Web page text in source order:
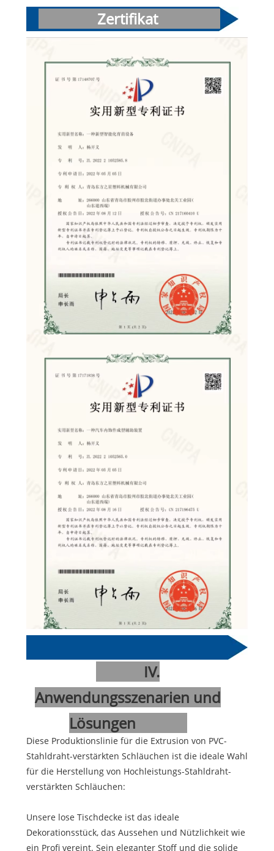
Zertifikat
IV.
Anwendungsszenarien und
Lösungen
Diese Produktionslinie für die Extrusion von PVC-
Stahldraht-verstärkten Schläuchen ist die ideale Wahl
für die Herstellung von Hochleistungs-Stahldraht-
verstärkten Schläuchen:
Unsere lose Tischdecke ist das ideale
Dekorationsstück, das Aussehen und Nützlichkeit wie
ein Profi vereint. Sein eleganter Stoff und die solide